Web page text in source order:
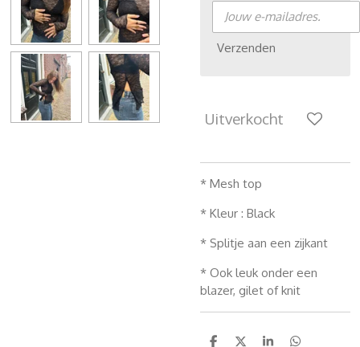
Verzenden
Uitverkocht
* Mesh top
* Kleur : Black
* Splitje aan een zijkant
* Ook leuk onder een
blazer, gilet of knit